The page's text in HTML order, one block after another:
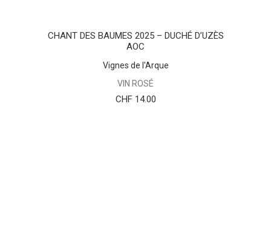
CHANT DES BAUMES 2025 – DUCHÉ D’UZÈS
AOC
Vignes de l'Arque
VIN ROSÉ
CHF14.00